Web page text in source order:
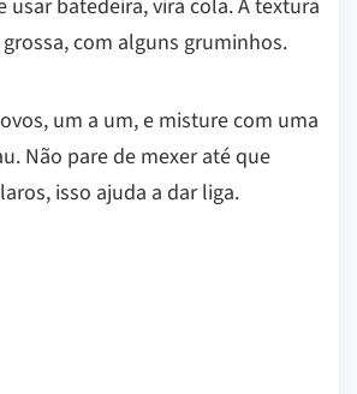
usar batedeira, vira cola. A textura
com alguns gruminhos.
um a um, e misture com uma
Não pare de mexer até que
isso ajuda a dar liga.